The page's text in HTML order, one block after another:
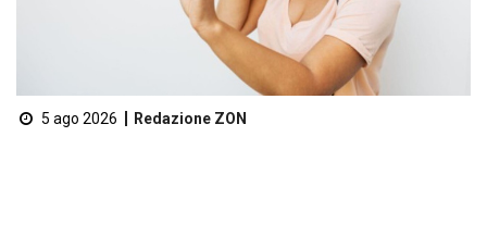
5 ago 2026 Redazione ZON